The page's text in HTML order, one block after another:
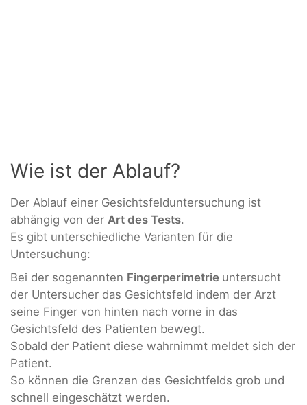
Wie ist der Ablauf?
Der Ablauf einer Gesichtsfelduntersuchung ist
abhängig von der Art des Tests.
Es gibt unterschiedliche Varianten für die
Untersuchung:
Bei der sogenannten Fingerperimetrie untersucht
der Untersucher das Gesichtsfeld indem der Arzt
seine Finger von hinten nach vorne in das
Gesichtsfeld des Patienten bewegt.
Sobald der Patient diese wahrnimmt meldet sich der
Patient.
So können die Grenzen des Gesichtfelds grob und
schnell eingeschätzt werden.